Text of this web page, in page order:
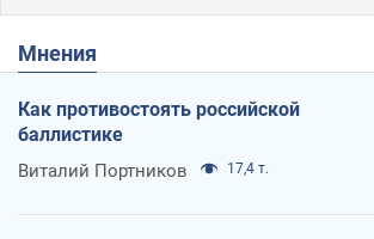
Мнения
Как противостоять российской
баллистике
Виталий Портников 17,4 т.